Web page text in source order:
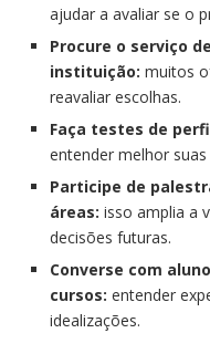
ajudar a avaliar se o
Procure o serviço
instituição: muitos
reavaliar escolhas.
Faça testes de
entender melhor
Participe de
áreas: isso amplia a
decisões futuras.
Converse com
cursos: entender
idealizações.